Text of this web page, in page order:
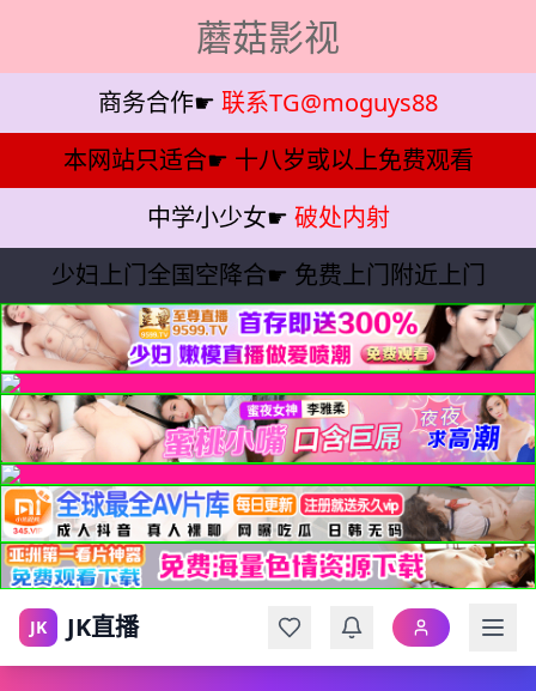
蘑菇影视
商务合作☛ 联系TG@moguys88
本网站只适合☛ 十八岁或以上免费观看
中学小少女☛ 破处内射
少妇上门全国空降合☛ 免费上门附近上门
JK JK直播